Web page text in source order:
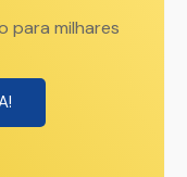
para milhares